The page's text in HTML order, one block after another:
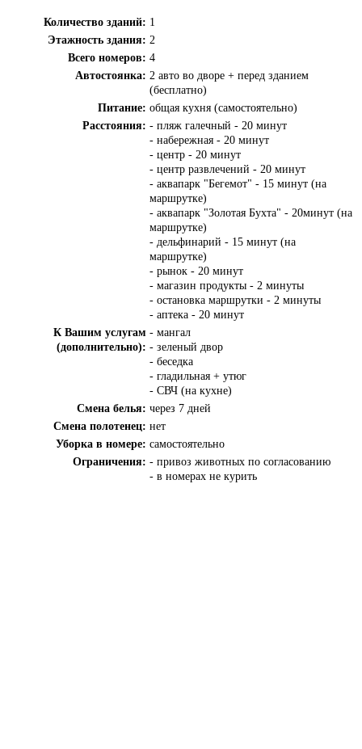
Количество зданий: 1
Этажность здания: 2
Всего номеров: 4
Автостоянка: 2 авто во дворе + перед зданием
(бесплатно)
Питание: общая кухня (самостоятельно)
Расстояния: - пляж галечный - 20 минут
- набережная - 20 минут
- центр - 20 минут
- центр развлечений - 20 минут
- аквапарк "Бегемот" - 15 минут (на
маршрутке)
- аквапарк "Золотая Бухта" - 20минут (на
маршрутке)
- дельфинарий - 15 минут (на
маршрутке)
- рынок - 20 минут
- магазин продукты - 2 минуты
- остановка маршрутки - 2 минуты
- аптека - 20 минут
К Вашим услугам
(дополнительно):
- мангал
- зеленый двор
- беседка
- гладильная + утюг
- СВЧ (на кухне)
Смена белья: через 7 дней
Смена полотенец: нет
Уборка в номере: самостоятельно
Ограничения: - привоз животных по согласованию
- в номерах не курить